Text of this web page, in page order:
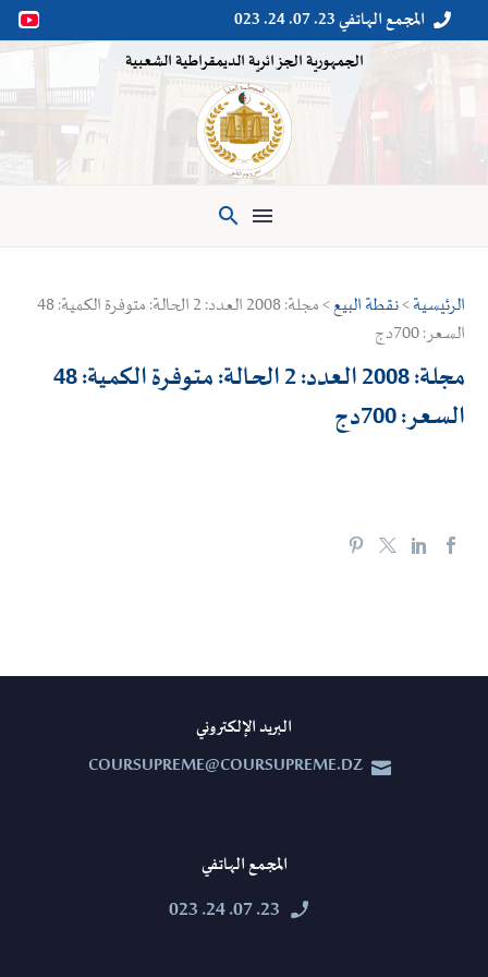

 المجمع الهاتفي 23. 07. 24. 023
الجمهورية الجزائرية الديمقراطية الشعبية

الرئيسية>نقطة البيع
> مجلة: 2008 العدد: 2 الحالة: متوفرة الكمية: 48
السعر: 700دج
مجلة: 2008 العدد: 2 الحالة: متوفرة الكمية: 48
السعر: 700دج
البريد الإلكتروني


COURSUPREME@COURSUPREME.DZ
المجمع الهاتفي


23. 07. 24. 023